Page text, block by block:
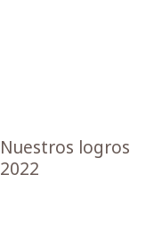
Nuestros logros
2022